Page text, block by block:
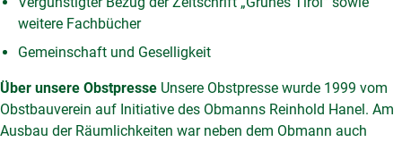
weitere Fachbücher
Gemeinschaft und Geselligkeit
Über unsere Obstpresse Unsere Obstpresse wurde 1999 vom
Obstbauverein auf Initiative des Obmanns Reinhold Hanel. Am
Ausbau der Räumlichkeiten war neben dem Obmann auch